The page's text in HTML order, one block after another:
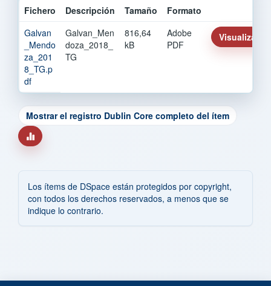
Fichero Descripción Tamaño
Formato
Galvan
_Mendo
za_201
8_TG.p
df
Galvan_Men
doza_2018_
TG
816,64
kB
Adobe
PDF
Visualizar/
Mostrar el registro Dublin Core completo del ítem
Los ítems de DSpace están protegidos por copyright,
con todos los derechos reservados, a menos que se
indique lo contrario.